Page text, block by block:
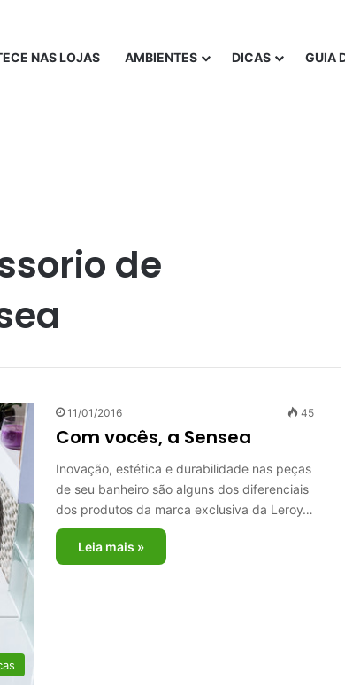
NAS LOJAS AMBIENTES DICAS GUIA
de
11/01/2016 45
Com vocês, a Sensea
Inovação, estética e durabilidade nas peças
de seu banheiro são alguns dos diferenciais
dos produtos da marca exclusiva da Leroy…
Leia mais »